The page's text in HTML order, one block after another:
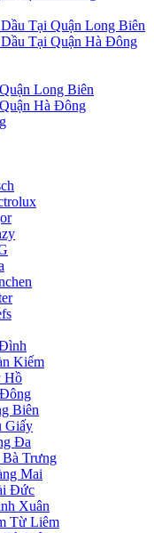
Tại Quận Long Biên
Tại Quận Hà Đông
Long Biên
Hà Đông
Kiếm
Hồ
Biên
Giấy
Đa
Trưng
Mai
Đức
Xuân
Từ Liêm